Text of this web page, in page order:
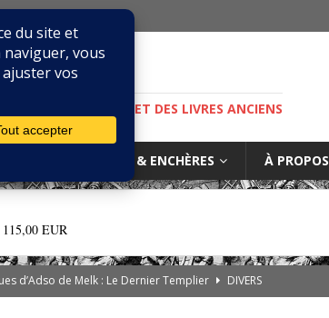
DE LA BIBLIOPHILIE ET DES LIVRES ANCIENS
MARCHÉ & ENCHÈRES À PROPOS
115,00 EUR
d’Adso de Melk : Le Dernier Templier
DIVERS